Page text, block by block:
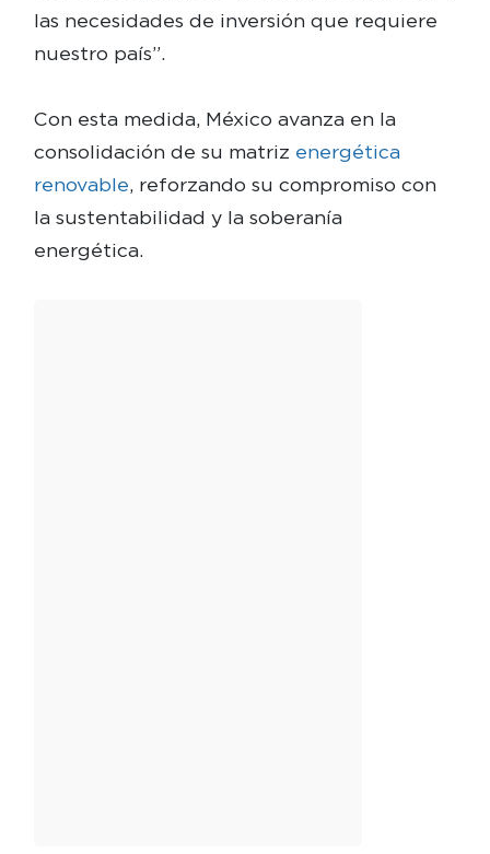
las necesidades de inversión que requiere
nuestro país”.
Con esta medida, México avanza en la
consolidación de su matriz energética
renovable, reforzando su compromiso con
la sustentabilidad y la soberanía
energética.